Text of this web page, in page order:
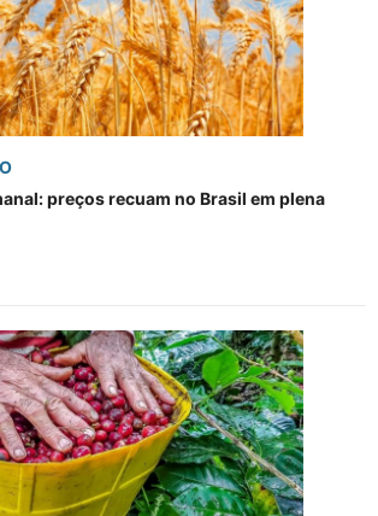
preços recuam no Brasil em plena